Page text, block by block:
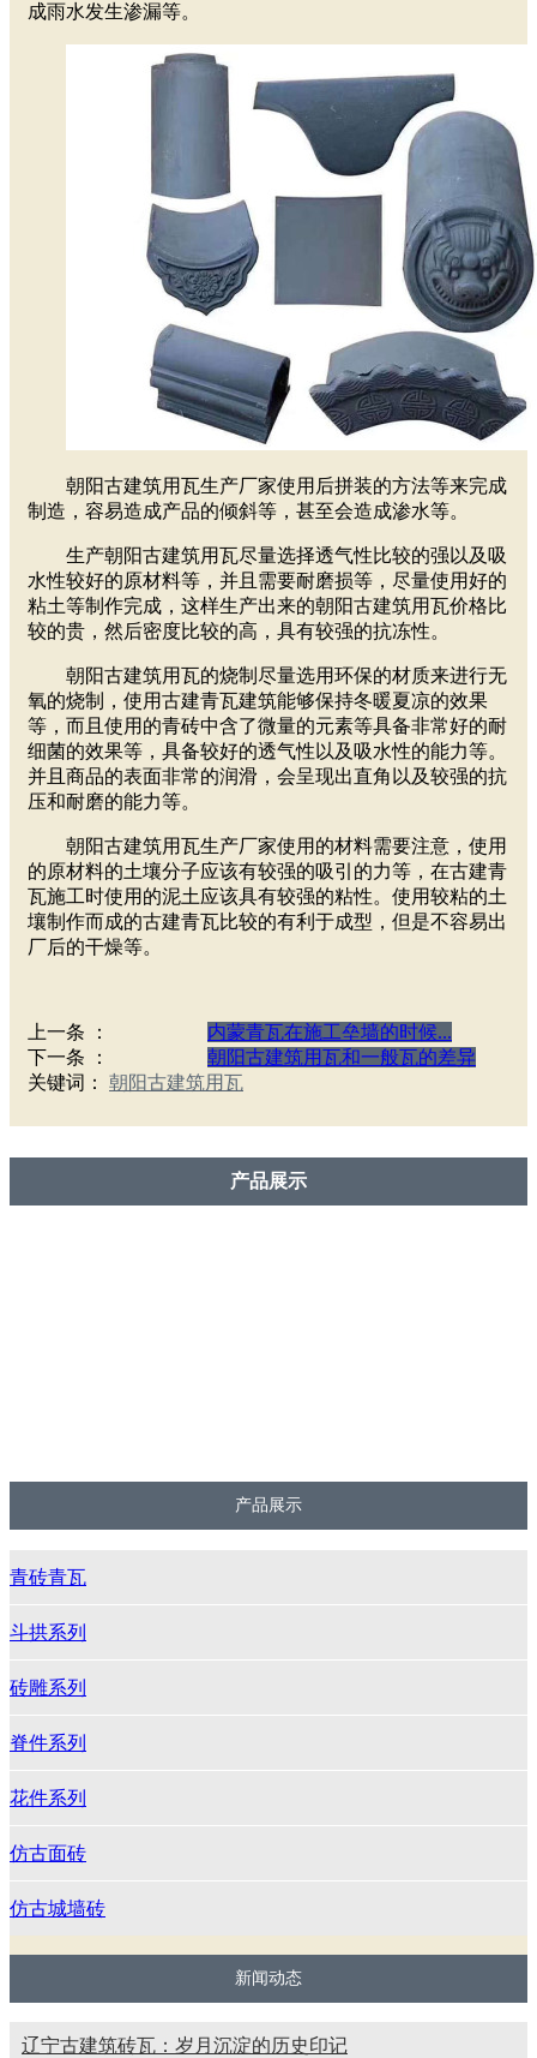
成雨水发生渗漏等。
朝阳古建筑用瓦生产厂家使用后拼装的方法等来完成
制造，容易造成产品的倾斜等，甚至会造成渗水等。
生产朝阳古建筑用瓦尽量选择透气性比较的强以及吸
水性较好的原材料等，并且需要耐磨损等，尽量使用好的
粘土等制作完成，这样生产出来的朝阳古建筑用瓦价格比
较的贵，然后密度比较的高，具有较强的抗冻性。
朝阳古建筑用瓦的烧制尽量选用环保的材质来进行无
氧的烧制，使用古建青瓦建筑能够保持冬暖夏凉的效果
等，而且使用的青砖中含了微量的元素等具备非常好的耐
细菌的效果等，具备较好的透气性以及吸水性的能力等。
并且商品的表面非常的润滑，会呈现出直角以及较强的抗
压和耐磨的能力等。
朝阳古建筑用瓦生产厂家使用的材料需要注意，使用
的原材料的土壤分子应该有较强的吸引的力等，在古建青
瓦施工时使用的泥土应该具有较强的粘性。使用较粘的土
壤制作而成的古建青瓦比较的有利于成型，但是不容易出
厂后的干燥等。
上一条 ：
内蒙青瓦在施工垒墙的时候...
下一条 ：
朝阳古建筑用瓦和一般瓦的差异
关键词： 朝阳古建筑用瓦
产品展示
产品展示
青砖青瓦
斗拱系列
砖雕系列
脊件系列
花件系列
仿古面砖
仿古城墙砖
新闻动态
辽宁古建筑砖瓦：岁月沉淀的历史印记